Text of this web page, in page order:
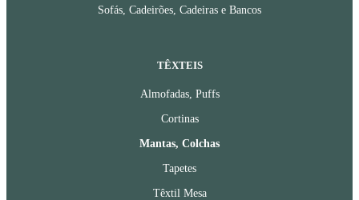
Sofás, Cadeirões, Cadeiras e Bancos
TÊXTEIS
Almofadas, Puffs
Cortinas
Mantas, Colchas
Tapetes
Têxtil Mesa